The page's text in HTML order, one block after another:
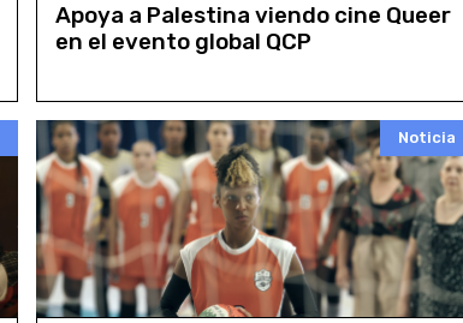
Apoya a Palestina viendo cine Queer
en el evento global QCP
Noticia